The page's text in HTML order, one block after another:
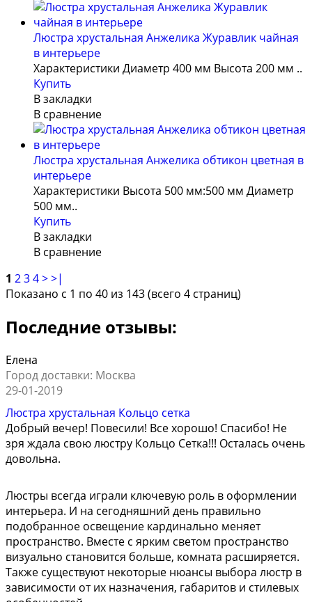
Люстра хрустальная Анжелика Журавлик чайная
в интерьере
Характеристики Диаметр 400 мм Высота 200 мм ..
Купить
В закладки
В сравнение
Люстра хрустальная Анжелика обтикон цветная в
интерьере
Характеристики Высота 500 мм:500 мм Диаметр
500 мм..
Купить
В закладки
В сравнение
1 234>>|
Показано с 1 по 40 из 143 (всего 4 страниц)
Последние отзывы:
Елена
Город доставки: Москва
29-01-2019
Люстра хрустальная Кольцо сетка
Добрый вечер! Повесили! Все хорошо! Спасибо! Не
зря ждала свою люстру Кольцо Сетка!!! Осталась очень
довольна.
Люстры всегда играли ключевую роль в оформлении
интерьера. И на сегодняшний день правильно
подобранное освещение кардинально меняет
пространство. Вместе с ярким светом пространство
визуально становится больше, комната расширяется.
Также существуют некоторые нюансы выбора люстр в
зависимости от их назначения, габаритов и стилевых